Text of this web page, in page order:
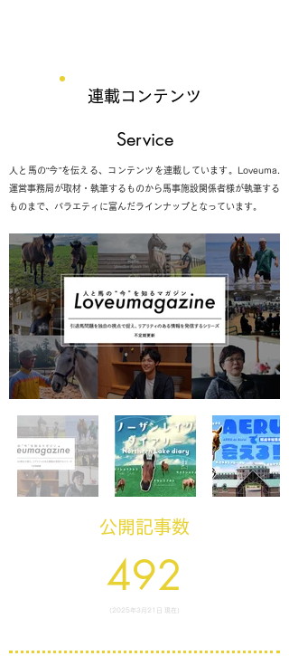
連載コンテンツ
Service
人と馬の“今”を伝える、コンテンツを連載しています。Loveuma.
運営事務局が取材・執筆するものから馬事施設関係者様が執筆する
ものまで、バラエティに富んだラインナップとなっています。
公開記事数
492
（2025年3月21日 現在）